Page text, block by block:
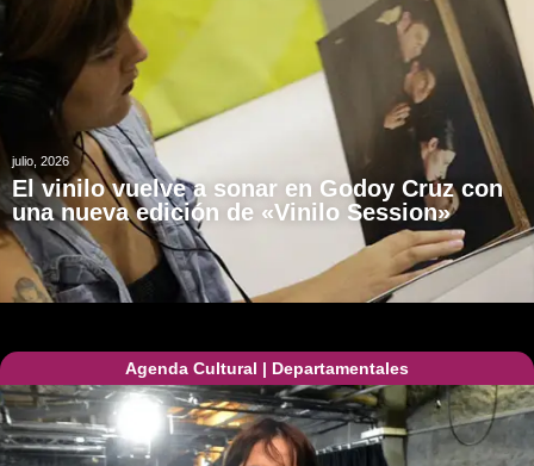
julio, 2026
El vinilo vuelve a sonar en Godoy Cruz con
una nueva edición de «Vinilo Session»
Agenda Cultural | Departamentales